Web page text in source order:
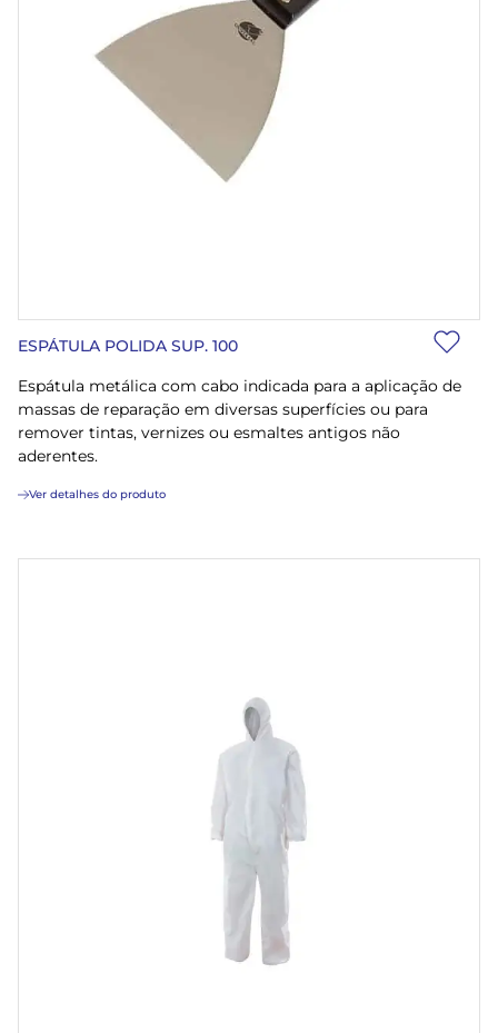
ESPÁTULA POLIDA SUP. 100
Espátula metálica com cabo indicada para a aplicação de
massas de reparação em diversas superfícies ou para
remover tintas, vernizes ou esmaltes antigos não
aderentes.
Ver detalhes do produto